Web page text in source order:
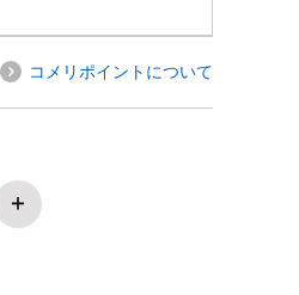
コメリポイントについて